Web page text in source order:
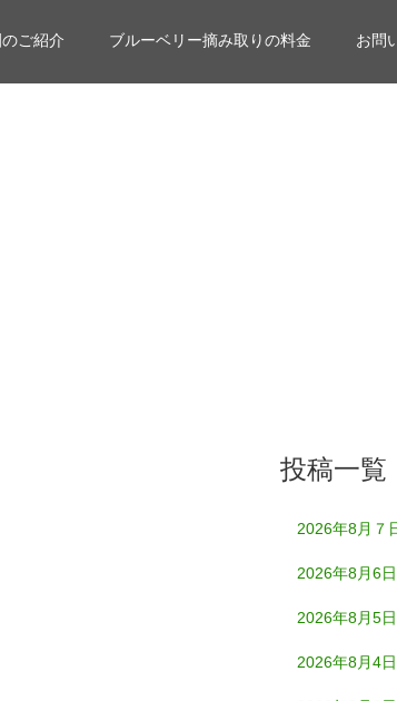
ご紹介 ブルーベリー摘み取りの料金 お問
投稿一覧
2026年8月７
2026年8月6
2026年8月5
2026年8月4